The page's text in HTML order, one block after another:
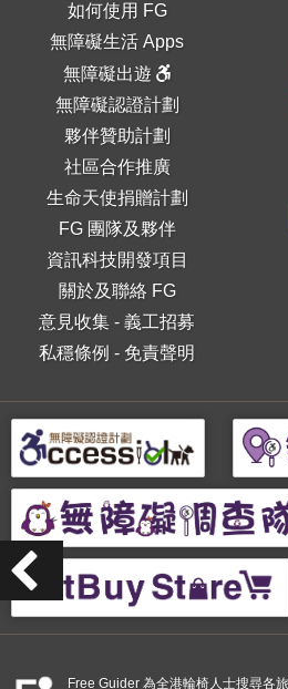
如何使用 FG
無障礙生活 Apps
無障礙出遊
無障礙認證計劃
夥伴贊助計劃
社區合作推廣
生命天使捐贈計劃
FG 團隊及夥伴
資訊科技開發項目
關於及聯絡 FG
意見收集 -義工招募
私穩條例 - 免責聲明
Free Guider 為全港輪椅人士搜尋各